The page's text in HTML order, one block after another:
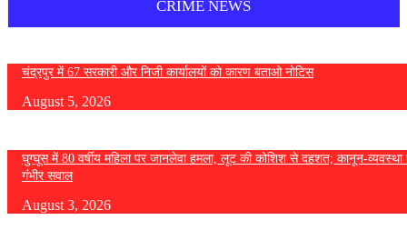
CRIME NEWS
चंद्रपुर में 67 सरकारी और निजी कार्यालयों को कारण बताओ नोटिस
August 5, 2026
घुग्घूस में 80 वर्षीय महिला पर जानलेवा हमला, लूट की कोशिश से दहशत; कानून-व्यवस्था
गंभीर सवाल
August 3, 2026